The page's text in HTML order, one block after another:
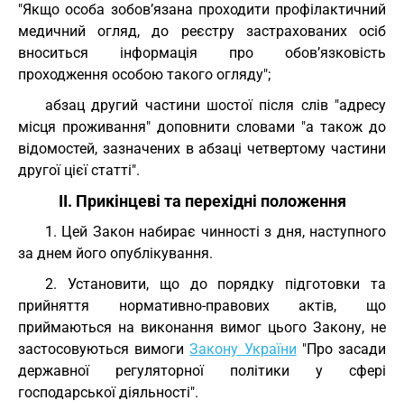
"Якщо особа зобов’язана проходити профілактичний
медичний огляд, до реєстру застрахованих осіб
вноситься інформація про обов’язковість
проходження особою такого огляду";
абзац другий частини шостої після слів "адресу
місця проживання" доповнити словами "а також до
відомостей, зазначених в абзаці четвертому частини
другої цієї статті".
II. Прикінцеві та перехідні положення
1. Цей Закон набирає чинності з дня, наступного
за днем його опублікування.
2. Установити, що до порядку підготовки та
прийняття нормативно-правових актів, що
приймаються на виконання вимог цього Закону, не
застосовуються вимогиЗакону України "Про засади
державної регуляторної політики у сфері
господарської діяльності".